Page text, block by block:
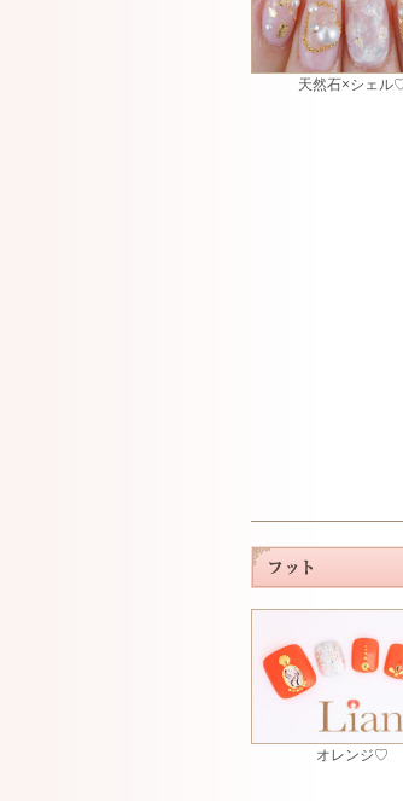
天然石×シェル
オレンジ♡